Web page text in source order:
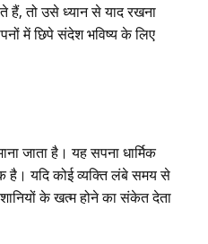
तो उसे ध्यान से याद रखना
में छिपे संदेश भविष्य के लिए
जाता है। यह सपना धार्मिक
है। यदि कोई व्यक्ति लंबे समय से
के खत्म होने का संकेत देता